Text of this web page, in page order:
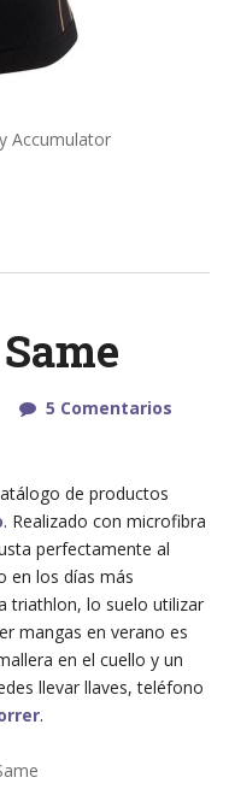
Accumulator
5 Comentarios
de productos
. Realizado con microfibra
perfectamente al
en los días más
triathlon, lo suelo utilizar
mangas en verano es
en el cuello y un
llevar llaves, teléfono
.